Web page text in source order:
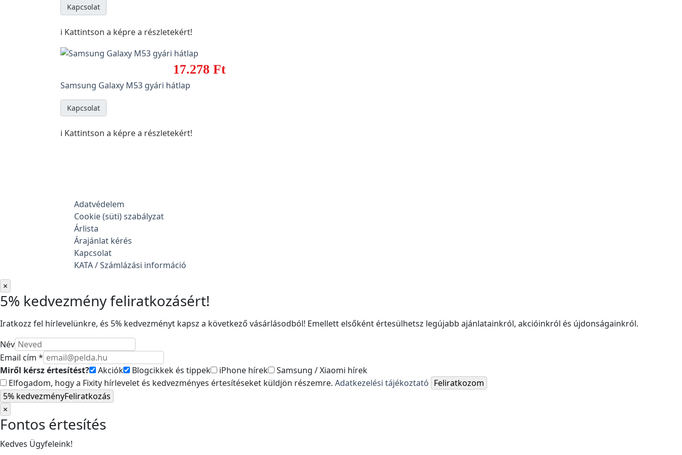
Kapcsolat
ℹ️ Kattintson a képre a részletekért!
17.278 Ft
Samsung Galaxy M53 gyári hátlap
Kapcsolat
ℹ️ Kattintson a képre a részletekért!
Adatvédelem
Cookie (süti) szabályzat
Árlista
Árajánlat kérés
Kapcsolat
KATA / Számlázási információ
×
5% kedvezmény feliratkozásért!
Iratkozz fel hírlevelünkre, és 5% kedvezményt kapsz a következő vásárlásodból! Emellett elsőként értesülhetsz legújabb ajánlatainkról, akcióinkról és újdonságainkról.
Név
Email cím *
Miről kérsz értesítést?
Akciók Blogcikkek és tippek iPhone hírek
Samsung / Xiaomi hírek
Elfogadom, hogy a Fixity hírlevelet és kedvezményes értesítéseket küldjön részemre. Adatkezelési tájékoztató Feliratkozom
5% kedvezményFeliratkozás
×
Fontos értesítés
Kedves Ügyfeleink!